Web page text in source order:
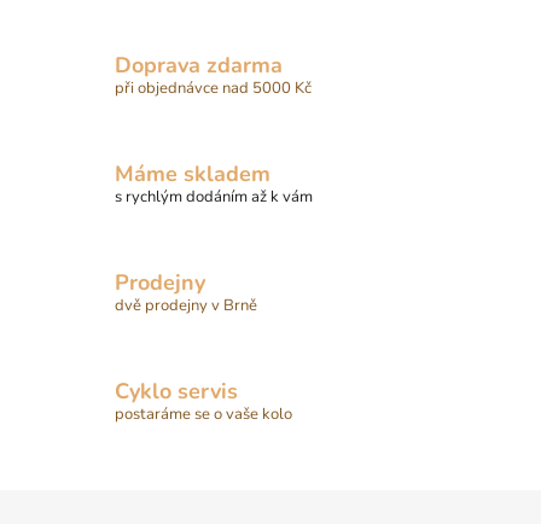
á
d
í
p
i
Doprava zdarma
při objednávce nad 5000 Kč
Máme skladem
s rychlým dodáním až k vám
Prodejny
dvě prodejny v Brně
Cyklo servis
postaráme se o vaše kolo